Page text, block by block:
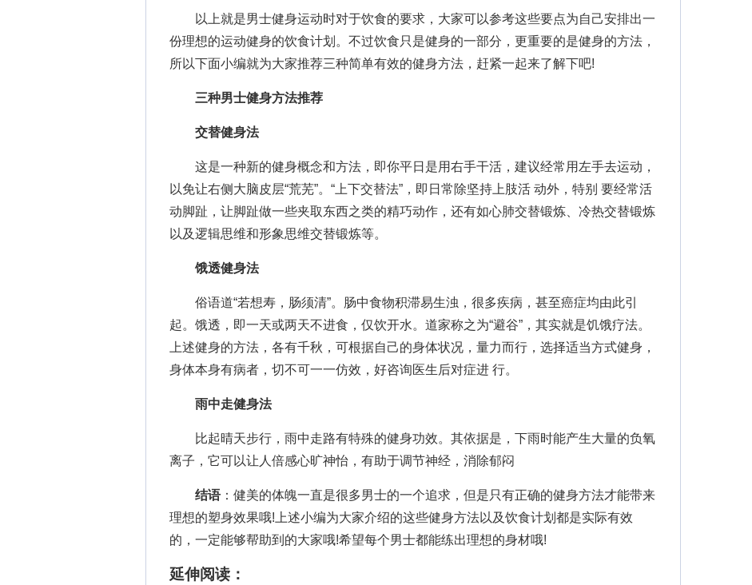
以上就是男士健身运动时对于饮食的要求，大家可以参考这些要点为自己安排出一
份理想的运动健身的饮食计划。不过饮食只是健身的一部分，更重要的是健身的方法，
所以下面小编就为大家推荐三种简单有效的健身方法，赶紧一起来了解下吧!
三种男士健身方法推荐
交替健身法
这是一种新的健身概念和方法，即你平日是用右手干活，建议经常用左手去运动，
以免让右侧大脑皮层“荒芜”。“上下交替法”，即日常除坚持上肢活 动外，特别 要经常活
动脚趾，让脚趾做一些夹取东西之类的精巧动作，还有如心肺交替锻炼、冷热交替锻炼
以及逻辑思维和形象思维交替锻炼等。
饿透健身法
俗语道“若想寿，肠须清”。肠中食物积滞易生浊，很多疾病，甚至癌症均由此引
起。饿透，即一天或两天不进食，仅饮开水。道家称之为“避谷”，其实就是饥饿疗法。
上述健身的方法，各有千秋，可根据自己的身体状况，量力而行，选择适当方式健身，
身体本身有病者，切不可一一仿效，好咨询医生后对症进 行。
雨中走健身法
比起晴天步行，雨中走路有特殊的健身功效。其依据是，下雨时能产生大量的负氧
离子，它可以让人倍感心旷神怡，有助于调节神经，消除郁闷
结语：健美的体魄一直是很多男士的一个追求，但是只有正确的健身方法才能带来
理想的塑身效果哦!上述小编为大家介绍的这些健身方法以及饮食计划都是实际有效
的，一定能够帮助到的大家哦!希望每个男士都能练出理想的身材哦!
延伸阅读：